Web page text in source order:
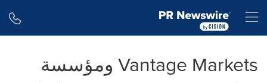
Vantage Markets ومؤسسة